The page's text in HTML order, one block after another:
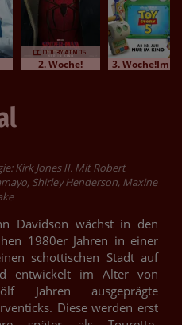
2. Woche!
Kirk Jones II. Mit Robert
Shirley Henderson, Maxine
Davidson wächst in den
1980er Jahren in einer
schottischen Stadt auf
entwickelt im Alter von
Jahren ausgeprägte
Diese werden erst